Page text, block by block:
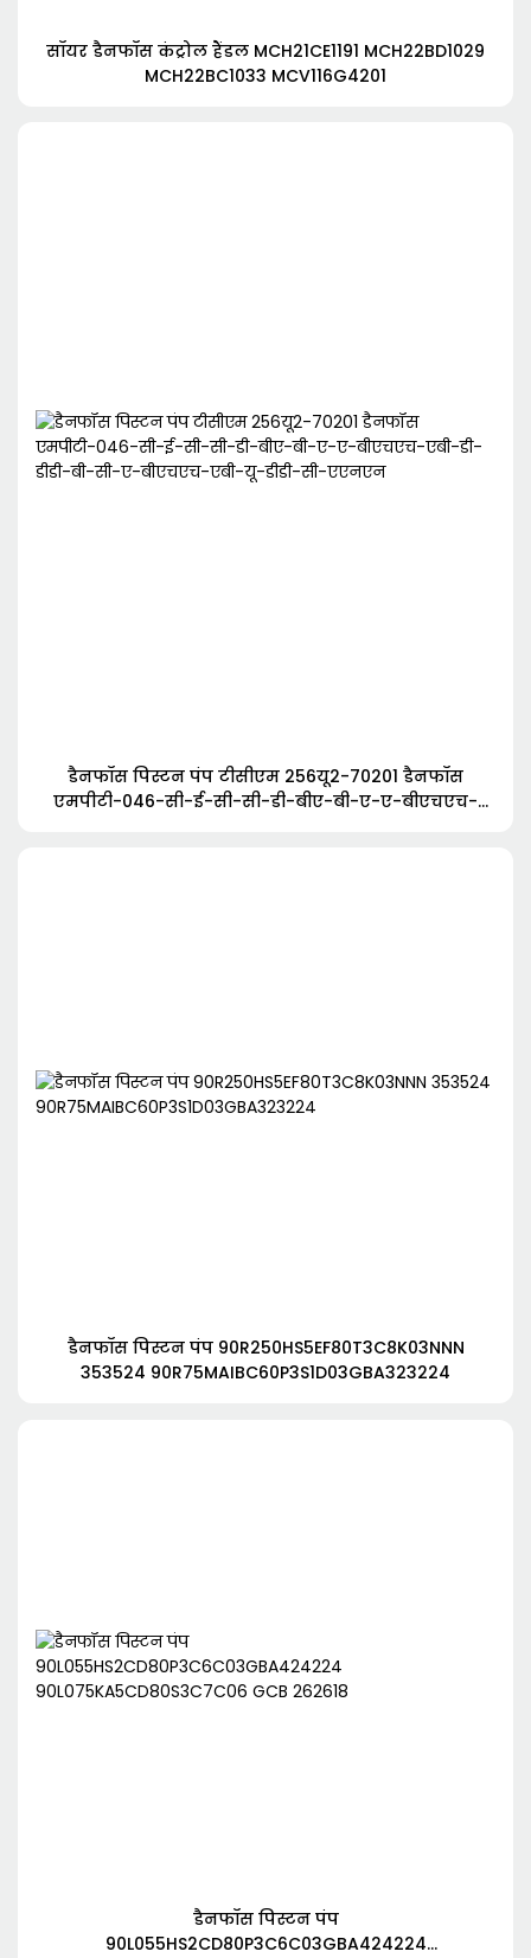
सॉयर डैनफॉस कंट्रोल हैंडल MCH21CE1191 MCH22BD1029
MCH22BC1033 MCV116G4201
डैनफॉस पिस्टन पंप टीसीएम 256यू2-70201 डैनफॉस
एमपीटी-046-सी-ई-सी-सी-डी-बीए-बी-ए-ए-बीएचएच-
डैनफॉस पिस्टन पंप 90R250HS5EF80T3C8K03NNN
353524 90R75MAIBC60P3S1D03GBA323224
डैनफॉस पिस्टन पंप
90L055HS2CD80P3C6C03GBA424224